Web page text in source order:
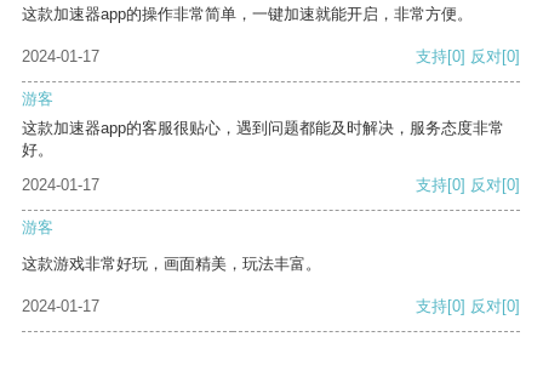
这款加速器app的操作非常简单，一键加速就能开启，非常方便。
2024-01-17 支持[0] 反对[0]
游客
这款加速器app的客服很贴心，遇到问题都能及时解决，服务态度非常
好。
2024-01-17
支持[0] 反对[0]
游客
这款游戏非常好玩，画面精美，玩法丰富。
2024-01-17 支持[0] 反对[0]